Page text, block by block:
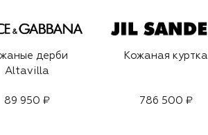
дерби
Altavilla
89 950 ₽
Кожаная куртка
786 500 ₽